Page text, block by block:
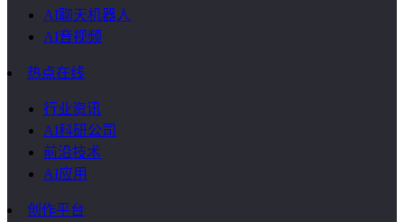
AI聊天机器人
AI音视频
热点在线
行业资讯
AI科研公司
前沿技术
AI应用
创作平台